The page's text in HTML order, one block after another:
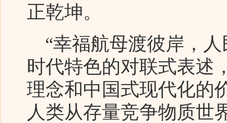
正乾坤。
“幸福航母渡彼岸，人
时代特色的对联式表述
理念和中国式现代化的
人类从存量竞争物质世